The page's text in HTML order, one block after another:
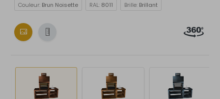
Couleur: Brun Noisette RAL: 8011 Brille: Brillant